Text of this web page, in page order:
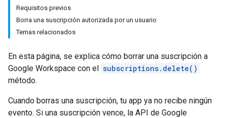
Requisitos previos
Borra una suscripción autorizada por un usuario
Temas relacionados
En esta página, se explica cómo borrar una suscripción a
Google Workspace con el subscriptions.delete()
método.
Cuando borras una suscripción, tu app ya no recibe ningún
evento. Si una suscripción vence, la API de Google